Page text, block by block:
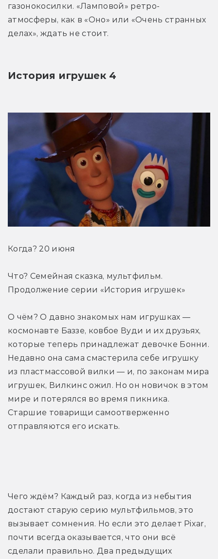
газонокосилки. «Ламповой» ретро-
атмосферы, как в «Оно» или «Очень странных
делах», ждать не стоит.
История игрушек 4
Когда? 20 июня
Что? Семейная сказка, мультфильм.
Продолжение серии «История игрушек»
О чём? О давно знакомых нам игрушках —
космонавте Баззе, ковбое Вуди и их друзьях,
которые теперь принадлежат девочке Бонни.
Недавно она сама смастерила себе игрушку
из пластмассовой вилки — и, по законам мира
игрушек, Вилкинс ожил. Но он новичок в этом
мире и потерялся во время пикника.
Старшие товарищи самоотверженно
отправляются его искать.
Чего ждём? Каждый раз, когда из небытия
достают старую серию мультфильмов, это
вызывает сомнения. Но если это делает Pixar,
почти всегда оказывается, что они всё
сделали правильно. Два предыдущих